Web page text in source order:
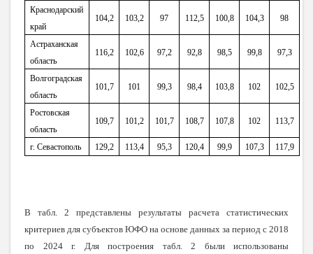
Краснодарский
край
104,2 103,2 97 112,5 100,8 104,3 98
Астраханская
область
116,2 102,6 97,2 92,8 98,5 99,8 97,3
Волгоградская
область
101,7 101 99,3 98,4 103,8 102 102,5
Ростовская
область
109,7 101,2 101,7 108,7 107,8 102 113,7
г. Севастополь 129,2 113,4 95,3 120,4 99,9 107,3 117,9
В табл. 2 представлены результаты расчета статистических
критериев для субъектов ЮФО на основе данных за период с 2018
по 2024 г. Для построения табл. 2 были использованы